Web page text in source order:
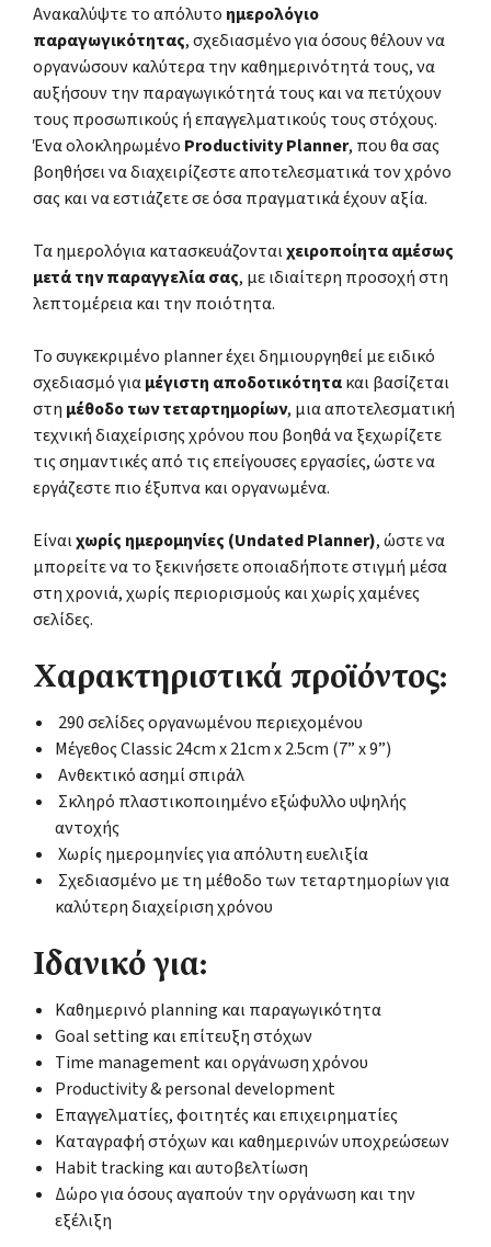
Ανακαλύψτε το απόλυτο ημερολόγιο
παραγωγικότητας, σχεδιασμένο για όσους θέλουν να
οργανώσουν καλύτερα την καθημερινότητά τους, να
αυξήσουν την παραγωγικότητά τους και να πετύχουν
τους προσωπικούς ή επαγγελματικούς τους στόχους.
Ένα ολοκληρωμένο Productivity Planner, που θα σας
βοηθήσει να διαχειρίζεστε αποτελεσματικά τον χρόνο
σας και να εστιάζετε σε όσα πραγματικά έχουν αξία.
Τα ημερολόγια κατασκευάζονταιχειροποίητα αμέσως
μετά την παραγγελία σας, με ιδιαίτερη προσοχή στη
λεπτομέρεια και την ποιότητα.
Το συγκεκριμένο planner έχει δημιουργηθεί με ειδικό
σχεδιασμό γιαμέγιστη αποδοτικότητακαι βασίζεται
στη μέθοδο των τεταρτημορίων, μια αποτελεσματική
τεχνική διαχείρισης χρόνου που βοηθά να ξεχωρίζετε
τις σημαντικές από τις επείγουσες εργασίες, ώστε να
εργάζεστε πιο έξυπνα και οργανωμένα.
Είναιχωρίς ημερομηνίες (Undated Planner), ώστε να
μπορείτε να το ξεκινήσετε οποιαδήποτε στιγμή μέσα
στη χρονιά, χωρίς περιορισμούς και χωρίς χαμένες
σελίδες.
Χαρακτηριστικά προϊόντος:
290 σελίδες οργανωμένου περιεχομένου
Μέγεθος Classic 24cm x 21cm x 2.5cm (7” x 9”)
Ανθεκτικό ασημί σπιράλ
Σκληρό πλαστικοποιημένο εξώφυλλο υψηλής
αντοχής
Χωρίς ημερομηνίες για απόλυτη ευελιξία
Σχεδιασμένο με τη μέθοδο των τεταρτημορίων για
καλύτερη διαχείριση χρόνου
Ιδανικό για:
Καθημερινό planning και παραγωγικότητα
Goal setting και επίτευξη στόχων
Time management και οργάνωση χρόνου
Productivity & personal development
Επαγγελματίες, φοιτητές και επιχειρηματίες
Καταγραφή στόχων και καθημερινών υποχρεώσεων
Habit tracking και αυτοβελτίωση
Δώρο για όσους αγαπούν την οργάνωση και την
εξέλιξη